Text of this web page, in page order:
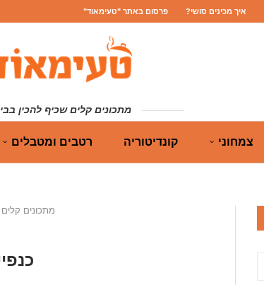
איך מכינים סושי? פרסום באתר "טעימאוד"
מתכונים קלים שכיף להכין
צמחוני קונדיטוריה רטבים ומטבלים
מתכונים קלים